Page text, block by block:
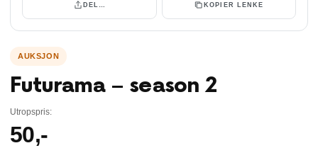
DEL… KOPIER LENKE
Futurama – season 2
Utropspris:
50,-